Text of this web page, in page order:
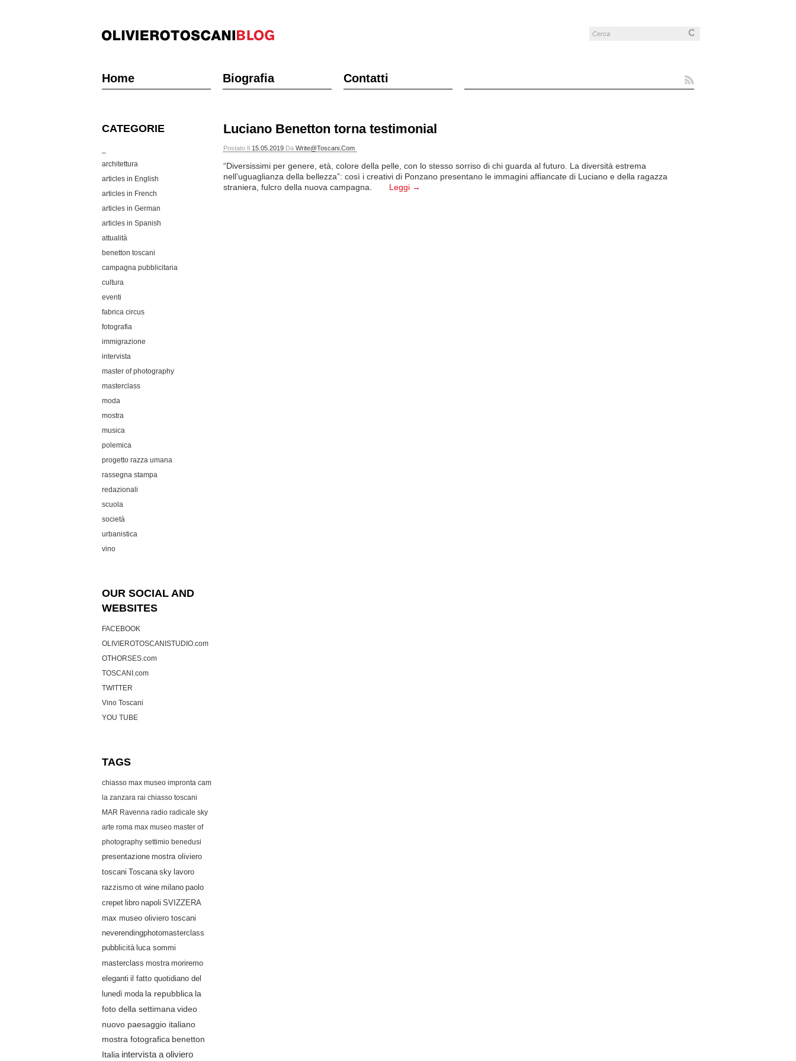
Home Biografia Contatti
CATEGORIE
architettura
articles in English
articles in French
articles in German
articles in Spanish
attualità
benetton toscani
campagna pubblicitaria
cultura
eventi
fabrica circus
fotografia
immigrazione
intervista
master of photography
masterclass
moda
mostra
musica
polemica
progetto razza umana
rassegna stampa
redazionali
scuola
società
urbanistica
vino
OUR SOCIAL AND
WEBSITES
FACEBOOK
OLIVIEROTOSCANISTUDIO.com
OTHORSES.com
TOSCANI.com
TWITTER
Vino Toscani
YOU TUBE
TAGS
chiasso max museo impronta cam
la zanzara rai chiasso toscani
MAR Ravenna radio radicale sky
arte roma max museo master of
photography settimio benedusi
presentazione mostra oliviero
toscani
Toscana sky lavoro
razzismo ot wine milano paolo
crepet libro napoli SVIZZERA
max museo oliviero toscani
neverendingphotomasterclass
pubblicità luca sommi
masterclass mostra moriremo
eleganti il fatto quotidiano del
lunedì moda la repubblica la
foto della settimana video
nuovo paesaggio italiano
mostra fotografica benetton
Italia intervista a oliviero
Luciano Benetton torna testimonial
Postato Il 15.05.2019 Da Write@toscani.com
“Diversissimi per genere, età, colore della pelle, con lo stesso sorriso di chi guarda al futuro. La diversità estrema
nell’uguaglianza della bellezza”: così i creativi di Ponzano presentano le immagini affiancate di Luciano e della ragazza
straniera, fulcro della nuova campagna.
Leggi →